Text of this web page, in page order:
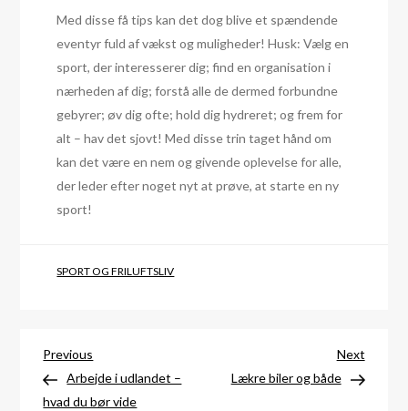
Med disse få tips kan det dog blive et spændende
eventyr fuld af vækst og muligheder! Husk: Vælg en
sport, der interesserer dig; find en organisation i
nærheden af dig; forstå alle de dermed forbundne
gebyrer; øv dig ofte; hold dig hydreret; og frem for
alt – hav det sjovt! Med disse trin taget hånd om
kan det være en nem og givende oplevelse for alle,
der leder efter noget nyt at prøve, at starte en ny
sport!
SPORT OG FRILUFTSLIV
Indlægsnavigation
Previous
Post
Previous
Arbejde i udlandet –
hvad du bør vide
Next
Post
Next
Lækre biler og både